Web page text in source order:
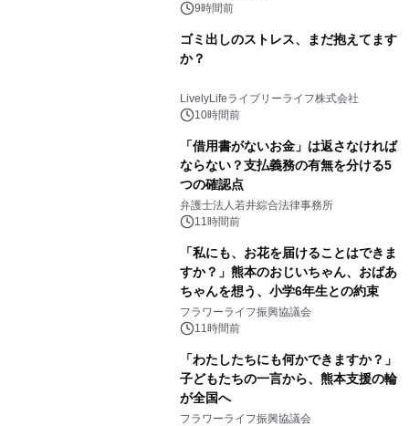
9時間前
ゴミ出しのストレス、まだ抱えてます
か？
LivelyLifeライブリーライフ株式会社
10時間前
「借用書がないお金」は返さなければ
ならない？支払義務の有無を分ける5
つの確認点
弁護士法人若井綜合法律事務所
11時間前
「私にも、お花を届けることはできま
すか？」熊本のおじいちゃん、おばあ
ちゃんを想う、小学6年生との約束
フラワーライフ振興協議会
11時間前
「わたしたちにも何かできますか？」
子どもたちの一言から、熊本支援の輪
が全国へ
フラワーライフ振興協議会